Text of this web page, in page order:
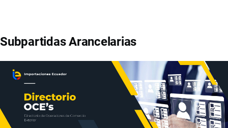
Subpartidas Arancelarias